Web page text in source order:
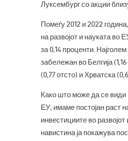
Луксембург со акции
Помеѓу 2012 и 2022
на развојот и науката во
за 0,14 проценти.
забележан во Белгија (1,16
(0,77 отсто) и Хрватска
Како што може да се види
ЕУ, имаме постојан раст
инвестициите во
навистина ја покажува